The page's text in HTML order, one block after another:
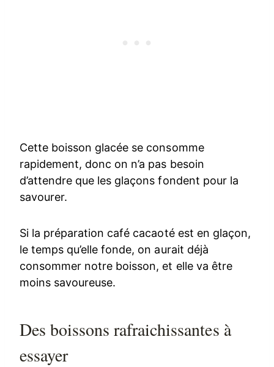
Cette boisson glacée se consomme
rapidement, donc on n’a pas besoin
d’attendre que les glaçons fondent pour la
savourer.
Si la préparation café cacaoté est en glaçon,
le temps qu’elle fonde, on aurait déjà
consommer notre boisson, et elle va être
moins savoureuse.
Des boissons rafraichissantes à
essayer